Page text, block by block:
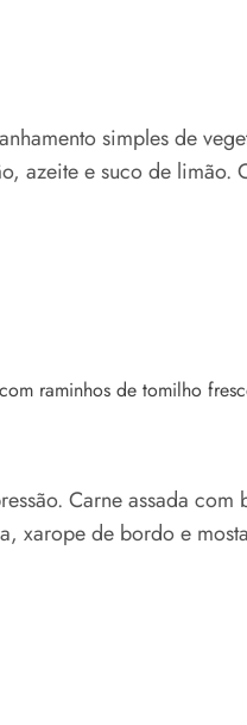
simples de
azeite e suco de limão.
Carne assada
xarope de bordo e